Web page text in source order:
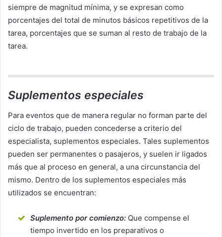
siempre de magnitud mínima, y se expresan como
porcentajes del total de minutos básicos repetitivos de la
tarea, porcentajes que se suman al resto de trabajo de la
tarea.
Suplementos especiales
Para eventos que de manera regular no forman parte del
ciclo de trabajo, pueden concederse a criterio del
especialista, suplementos especiales. Tales suplementos
pueden ser permanentes o pasajeros, y suelen ir ligados
más que al proceso en general, a una circunstancia del
mismo. Dentro de los suplementos especiales más
utilizados se encuentran:
Suplemento por comienzo: Que compense el
tiempo invertido en los preparativos o